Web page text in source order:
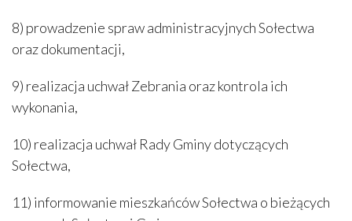
8) prowadzenie spraw administracyjnych Sołectwa
oraz dokumentacji,
9) realizacja uchwał Zebrania oraz kontrola ich
wykonania,
10) realizacja uchwał Rady Gminy dotyczących
Sołectwa,
11) informowanie mieszkańców Sołectwa o bieżących